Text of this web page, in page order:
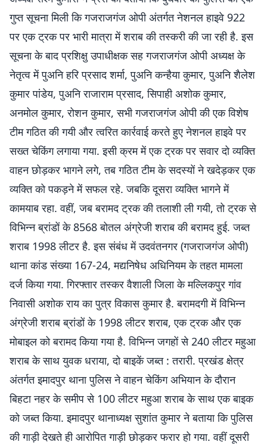
गुप्त सूचना मिली कि गजराजगंज ओपी अंतर्गत नेशनल हाइवे 922
पर एक ट्रक पर भारी मात्रा में शराब की तस्करी की जा रही है. इस
सूचना के बाद प्रशिक्षु उपाधीक्षक सह गजराजगंज ओपी अध्यक्ष के
नेतृत्व में पुअनि हरि प्रसाद शर्मा, पुअनि कन्हैया कुमार, पुअनि शैलेश
कुमार पांडेय, पुअनि राजाराम प्रसाद, सिपाही अशोक कुमार,
अनमोल कुमार, रोशन कुमार, सभी गजराजगंज ओपी की एक विशेष
टीम गठित की गयी और त्वरित कार्रवाई करते हुए नेशनल हाइवे पर
सख्त चेकिंग लगाया गया. इसी क्रम में एक ट्रक पर सवार दो व्यक्ति
वाहन छोड़कर भागने लगे, तब गठित टीम के सदस्यों ने खदेड़कर एक
व्यक्ति को पकड़ने में सफल रहे. जबकि दूसरा व्यक्ति भागने में
कामयाब रहा. वहीं, जब बरामद ट्रक की तलाशी ली गयी, तो ट्रक से
विभिन्न ब्रांडों के 8568 बोतल अंग्रेजी शराब की बरामद हुई. जब्त
शराब 1998 लीटर है. इस संबंध में उदवंतनगर (गजराजगंज ओपी)
थाना कांड संख्या 167-24, मद्यनिषेध अधिनियम के तहत मामला
दर्ज किया गया. गिरफ्तार तस्कर वैशाली जिला के मल्लिकपुर गांव
निवासी अशोक राय का पुत्र विकास कुमार है. बरामदगी में विभिन्न
अंग्रेजी शराब ब्रांडों के 1998 लीटर शराब, एक ट्रक और एक
मोबाइल को बरामद किया गया है. विभिन्न जगहों से 240 लीटर महुआ
शराब के साथ युवक धराया, दो बाइकें जब्त : तरारी. प्रखंड क्षेत्र
अंतर्गत इमादपुर थाना पुलिस ने वाहन चेकिंग अभियान के दौरान
बिहटा नहर के समीप से 100 लीटर महुआ शराब के साथ एक बाइक
को जब्त किया. इमादपुर थानाध्यक्ष सुशांत कुमार ने बताया कि पुलिस
की गाड़ी देखते ही आरोपित गाड़ी छोड़कर फरार हो गया. वहीं दूसरी